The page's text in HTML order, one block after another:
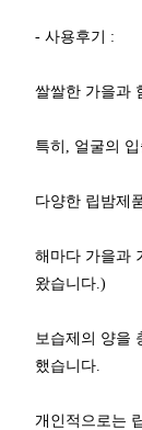
- 사용후기 :
쌀쌀한 가을과
특히, 얼굴의
다양한 립밤제
해마다 가을과
왔습니다.)
보습제의 양을
했습니다.
개인적으로는